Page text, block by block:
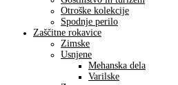
Otroške kolekcije
Spodnje perilo
Zaščitne rokavice
Zimske
Usnjene
Mehanska dela
Varilske